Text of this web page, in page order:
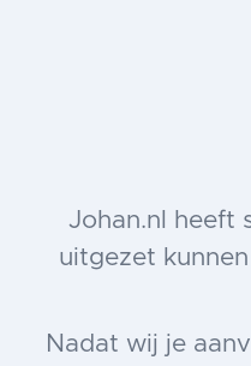
Johan.nl heeft
uitgezet
Nadat wij je